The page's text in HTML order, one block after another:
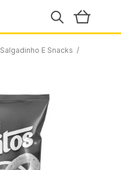
Salgadinho E Snacks /